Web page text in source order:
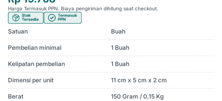
Harga Termasuk PPN. Biaya pengiriman dihitung saat checkout.
Satuan Buah
Pembelian minimal 1 Buah
Kelipatan pembelian 1 Buah
Dimensi per unit 11 cm x 5 cm x 2 cm
Berat 150 Gram / 0,15 Kg